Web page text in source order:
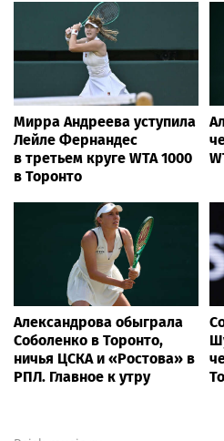
Мирра Андреева уступила
Лейле Фернандес
в третьем круге WTA 1000
в Торонто
Александрова обыграла
Соболенко в Торонто,
ничья ЦСКА и «Ростова» в
РПЛ. Главное к утру